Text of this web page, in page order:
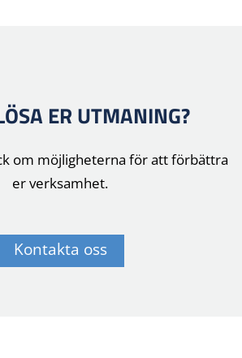
ER UTMANING?
om möjligheterna för att förbättra
er verksamhet.
Kontakta oss